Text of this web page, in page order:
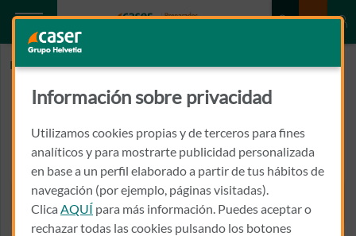
Inicio BURILLO ARIAS, JOSE E.
BURILLO ARIAS, JOSE E.
43500 - TORTOSA
977 448 095
Llamar a BURILLO ARIAS,
Información sobre privacidad
Utilizamos cookies propias y de terceros para fines
analíticos y para mostrarte publicidad personalizada
en base a un perfil elaborado a partir de tus hábitos de
navegación (por ejemplo, páginas visitadas).
Clica AQUÍ para más información. Puedes aceptar o
rechazar todas las cookies pulsando los botones